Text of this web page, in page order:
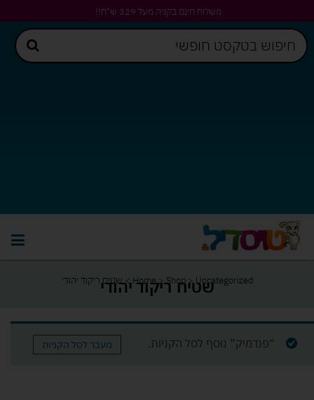
משלוח חינם בקניה מעל 329 ש"ח!!
Home>Shop>Uncategorized
>שטיח ריקוד יהודישטיח ריקוד יהודי
“פנדמיק” נוסף לסל הקניות. מעבר לסל הקניות